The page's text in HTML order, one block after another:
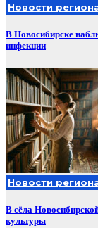
Новости
В Новосибирске
инфекции
Новости
В сёла
культуры